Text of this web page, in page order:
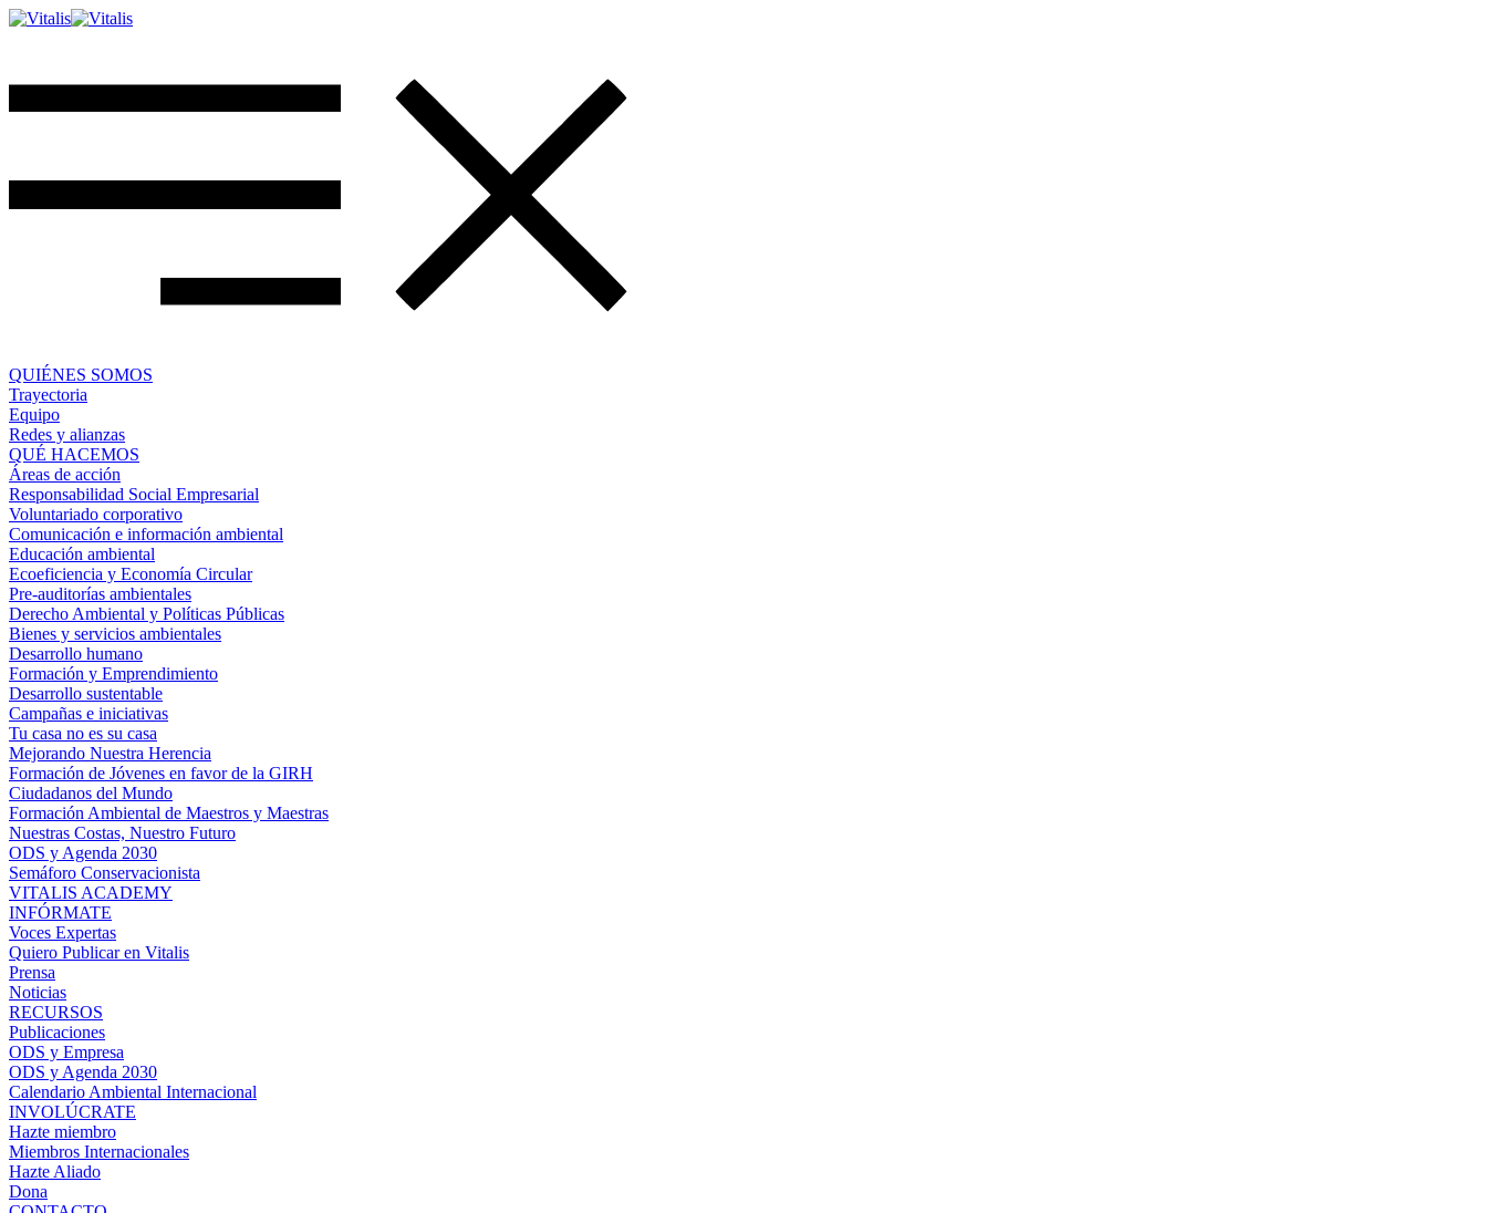
QUIÉNES SOMOS
Trayectoria
Equipo
Redes y alianzas
QUÉ HACEMOS
Áreas de acción
Responsabilidad Social Empresarial
Voluntariado corporativo
Comunicación e información ambiental
Educación ambiental
Ecoeficiencia y Economía Circular
Pre-auditorías ambientales
Derecho Ambiental y Políticas Públicas
Bienes y servicios ambientales
Desarrollo humano
Formación y Emprendimiento
Desarrollo sustentable
Campañas e iniciativas
Tu casa no es su casa
Mejorando Nuestra Herencia
Formación de Jóvenes en favor de la GIRH
Ciudadanos del Mundo
Formación Ambiental de Maestros y Maestras
Nuestras Costas, Nuestro Futuro
ODS y Agenda 2030
Semáforo Conservacionista
VITALIS ACADEMY
INFÓRMATE
Voces Expertas
Quiero Publicar en Vitalis
Prensa
Noticias
RECURSOS
Publicaciones
ODS y Empresa
ODS y Agenda 2030
Calendario Ambiental Internacional
INVOLÚCRATE
Hazte miembro
Miembros Internacionales
Hazte Aliado
Dona